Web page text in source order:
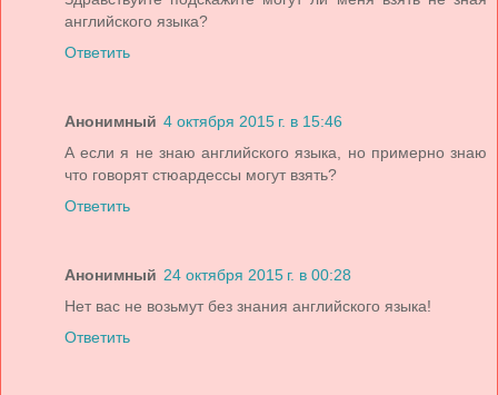
английского языка?
Ответить
Анонимный 4 октября 2015 г. в 15:46
А если я не знаю английского языка, но примерно знаю
что говорят стюардессы могут взять?
Ответить
Анонимный 24 октября 2015 г. в 00:28
Нет вас не возьмут без знания английского языка!
Ответить